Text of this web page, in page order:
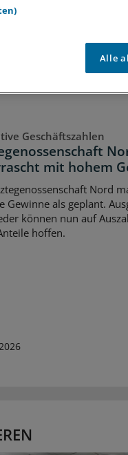
für den
Geschäftszahlen
mit hohem
Nord
Gewinne als geplant.
können nun auf
hoffen.
Alle